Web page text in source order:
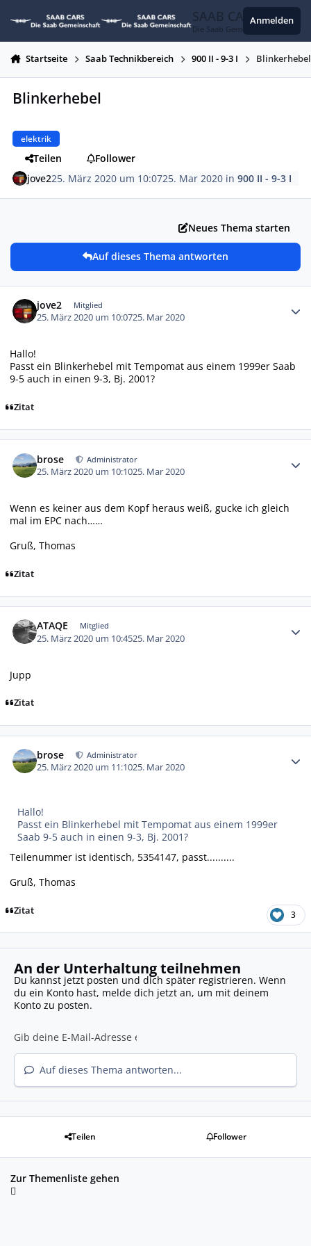
SAAB CARS
Die Saab Gemeinschaft
Anmelden
Startseite Saab Technikbereich 900 II - 9-3 I Blinkerhebel
Blinkerhebel
elektrik
Teilen
Follower
jove225. März 2020 um 10:0725. Mar 2020 in900 II - 9-3 I
Neues Thema starten
Auf dieses Thema antworten
jove2 Mitglied
25. März 2020 um 10:0725. Mar 2020
Hallo!
Passt ein Blinkerhebel mit Tempomat aus einem 1999er Saab
9-5 auch in einen 9-3, Bj. 2001?
Zitat
brose Administrator
25. März 2020 um 10:1025. Mar 2020
Wenn es keiner aus dem Kopf heraus weiß, gucke ich gleich
mal im EPC nach……
Gruß, Thomas
Zitat
ATAQE Mitglied
25. März 2020 um 10:4525. Mar 2020
Jupp
Zitat
brose Administrator
25. März 2020 um 11:1025. Mar 2020
Hallo!
Passt ein Blinkerhebel mit Tempomat aus einem 1999er
Saab 9-5 auch in einen 9-3, Bj. 2001?
Teilenummer ist identisch, 5354147, passt..........
Gruß, Thomas
Zitat 3
An der Unterhaltung teilnehmen
Du kannst jetzt posten und dich später registrieren. Wenn
du ein Konto hast, melde dich jetzt an, um mit deinem
Konto zu posten.
Auf dieses Thema antworten...
Teilen Follower
Zur Themenliste gehen